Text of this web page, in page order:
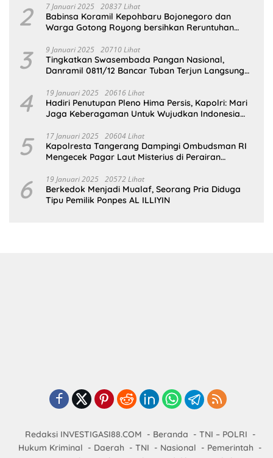
2 7 Januari 2025 20837 Lihat
Babinsa Koramil Kepohbaru Bojonegoro dan
Warga Gotong Royong bersihkan Reruntuhan
3 9 Januari 2025 20710 Lihat
Tingkatkan Swasembada Pangan Nasional,
Danramil 0811/12 Bancar Tuban Terjun Langsung
4 19 Januari 2025 20616 Lihat
Hadiri Penutupan Pleno Hima Persis, Kapolri: Mari
Jaga Keberagaman Untuk Wujudkan Indonesia
5 17 Januari 2025 20604 Lihat
Kapolresta Tangerang Dampingi Ombudsman RI
Mengecek Pagar Laut Misterius di Perairan
6 19 Januari 2025 20572 Lihat
Berkedok Menjadi Mualaf, Seorang Pria Diduga
Tipu Pemilik Ponpes AL ILLIYIN
Redaksi INVESTIGASI88.COM Beranda
TNI – POLRI
Hukum Kriminal
Daerah TNI Nasional
Pemerintah